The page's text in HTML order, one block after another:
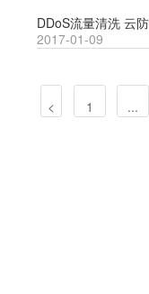
DDoS流量清洗 云
2017-01-09
< 1 ...